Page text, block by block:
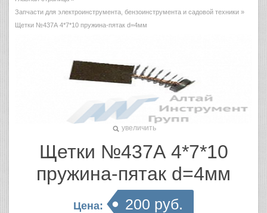
Запчасти для электроинструмента, бензоинструмента и садовой техники »
Щетки №437А 4*7*10 пружина-пятак d=4мм
увеличить
Щетки №437А 4*7*10
пружина-пятак d=4мм
Цена: 200 руб.